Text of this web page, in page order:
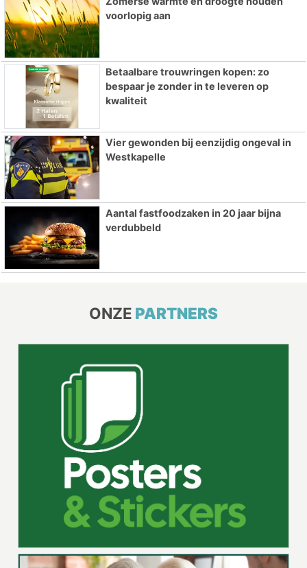
voorlopig aan
Betaalbare trouwringen kopen: zo
bespaar je zonder in te leveren op
kwaliteit
Vier gewonden bij eenzijdig ongeval in
Westkapelle
Aantal fastfoodzaken in 20 jaar bijna
verdubbeld
ONZE PARTNERS